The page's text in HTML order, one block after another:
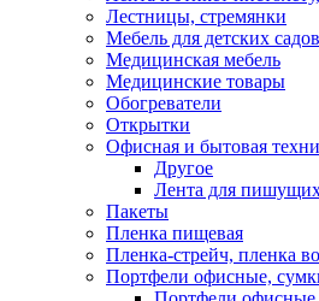
Лестницы, стремянки
Мебель для детских садов
Медицинская мебель
Медицинские товары
Обогреватели
Открытки
Офисная и бытовая
Другое
Лента для
Пакеты
Пленка пищевая
Пленка-стрейч, пленка
Портфели офисные,